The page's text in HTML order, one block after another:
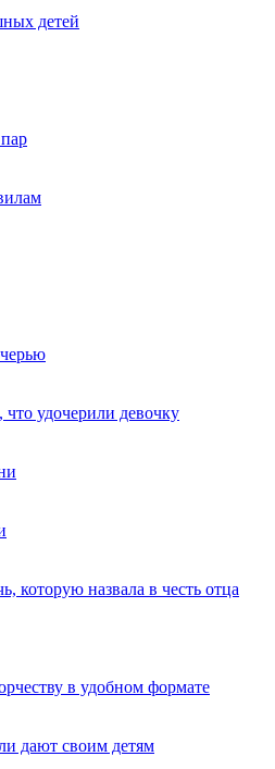
детей
удочерили девочку
которую назвала в честь отца
в удобном формате
дают своим детям